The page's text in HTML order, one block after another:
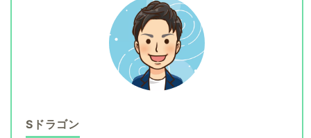
Sドラゴン